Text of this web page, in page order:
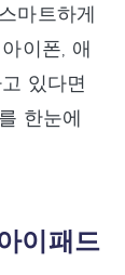
마트하게
이폰, 애
있다면
한눈에
이패드